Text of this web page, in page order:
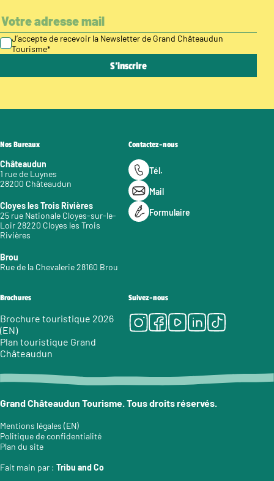
J’accepte de recevoir la Newsletter de Grand Châteaudun
Tourisme*
Nos Bureaux
Châteaudun
1 rue de Luynes
28200 Châteaudun
Cloyes les Trois Rivières
25 rue Nationale Cloyes-sur-le-
Loir 28220 Cloyes les Trois
Rivières
Brou
Rue de la Chevalerie 28160 Brou
Contactez-nous
Tél.
Mail
Formulaire
Brochures
Brochure touristique 2026
(EN)
Plan touristique Grand
Châteaudun
Suivez-nous
Instagram
Facebook
Youtube
LinkedIn
Tiktok
Grand Châteaudun Tourisme. Tous droits réservés.
Mentions légales (EN)
Politique de confidentialité
Plan du site
Fait main par : Tribu and Co